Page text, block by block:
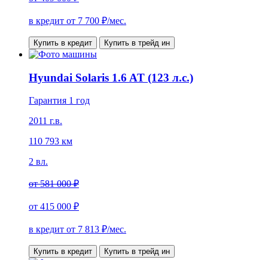
в кредит от 7 700 ₽/мес.
Купить в кредит Купить в трейд ин
Hyundai Solaris 1.6 AT (123 л.с.)
Гарантия 1 год
2011 г.в.
110 793 км
2 вл.
от581 000 ₽
от 415 000 ₽
в кредит от 7 813 ₽/мес.
Купить в кредит Купить в трейд ин